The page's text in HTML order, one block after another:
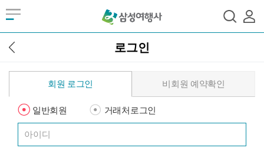
로그인
회원 로그인 비회원 예약확인
일반회원 거래처로그인